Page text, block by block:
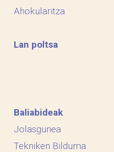
Ahokularitza
Lan poltsa
Baliabideak
Jolasgunea
Tekniken Bilduma